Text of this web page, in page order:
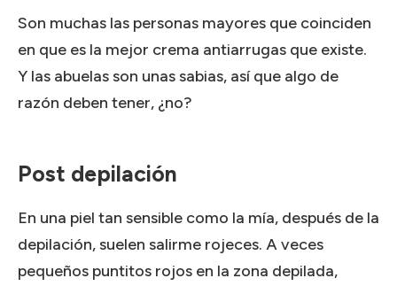
Son muchas las personas mayores que coinciden
en que es la mejor crema antiarrugas que existe.
Y las abuelas son unas sabias, así que algo de
razón deben tener, ¿no?
Post depilación
En una piel tan sensible como la mía, después de la
depilación, suelen salirme rojeces. A veces
pequeños puntitos rojos en la zona depilada,